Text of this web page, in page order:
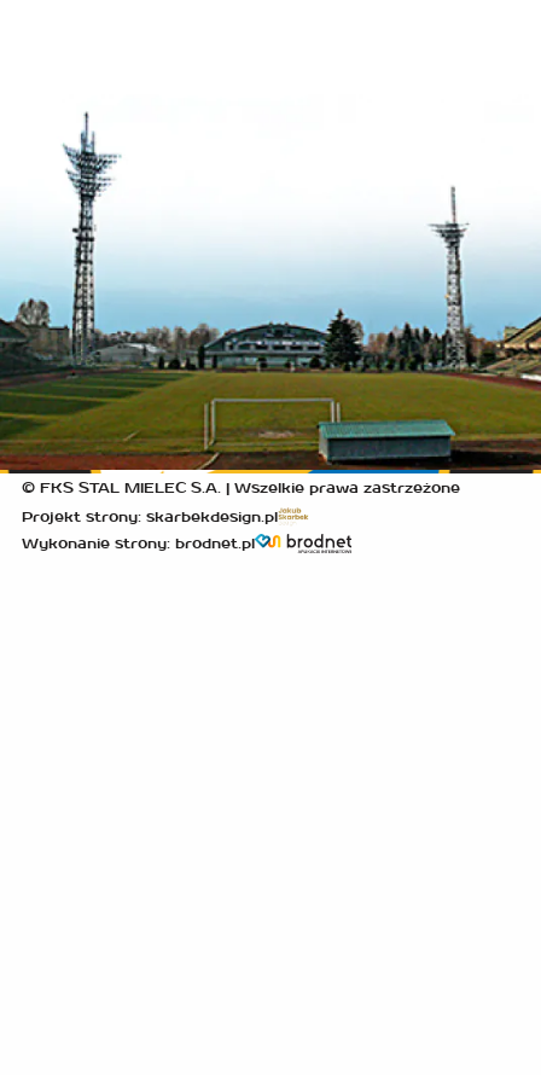
© FKS STAL MIELEC S.A. | Wszelkie prawa zastrzeżone
Projekt strony: skarbekdesign.pl
Wykonanie strony: brodnet.pl